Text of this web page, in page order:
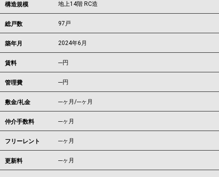
構造規模 地上14階 RC造
総戸数 97戸
築年月 2024年6月
賃料 ---円
管理費 ---円
敷金/礼金 ---ヶ月/---ヶ月
仲介手数料 ---ヶ月
フリーレント ---ヶ月
更新料 ---ヶ月